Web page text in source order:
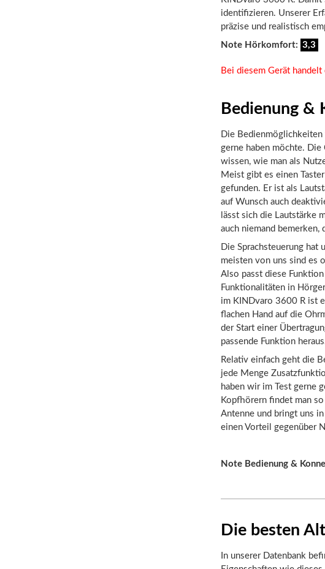
identifizieren. Unserer
präzise und realistisch
Note Hörkomfort: 3,3
Bei diesem Gerät handelt
Bedienung &
Die
gerne haben möchte.
wissen, wie man als
Meist gibt es einen
gefunden. Er ist als
auf Wunsch auch
lässt sich die Lautstärke
auch niemand bemerken,
Die Sprachsteuerung hat
meisten von uns sind es
Also passt diese
Funktionalitäten in
im KINDvaro 3600 R ist
flachen Hand auf die
der Start einer
passende Funktion
Relativ einfach geht die
jede Menge
haben wir im Test gerne
Kopfhörern findet man
Antenne und bringt uns
einen Vorteil gegenüber
Note Bedienung &
Die besten
In unserer Datenbank